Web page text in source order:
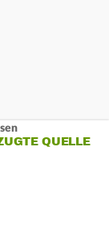
QUELLE